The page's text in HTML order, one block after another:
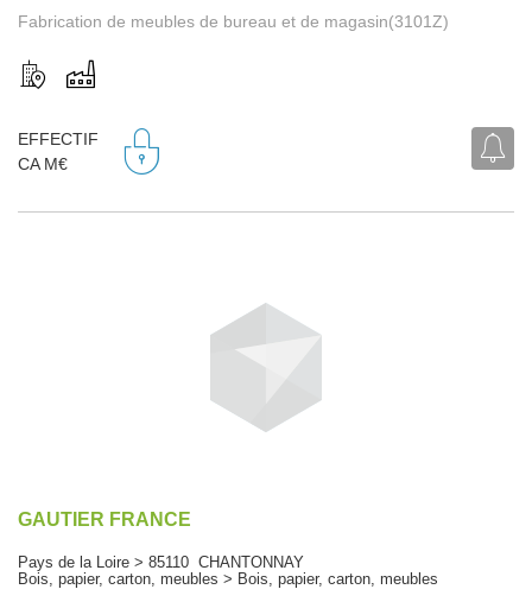
Fabrication de meubles de bureau et de magasin(3101Z)
EFFECTIF
CA M€
GAUTIER FRANCE
Pays de la Loire > 85110 CHANTONNAY
Bois, papier, carton, meubles > Bois, papier, carton, meubles